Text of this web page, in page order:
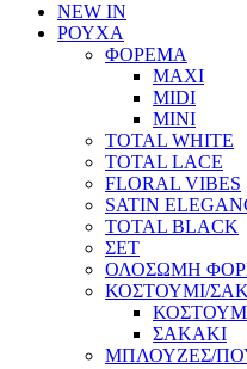
NEW IN
ΡΟΥΧΑ
ΦΟΡΕΜΑ
MAXI
MIDI
MINI
TOTAL WHITE
TOTAL LACE
FLORAL VIBES
SATIN
TOTAL BLACK
ΣΕΤ
ΟΛΟΣΩΜΗ
ΚΟΣΤΟΥΜΙ/
ΣΑΚΑΚΙ
ΜΠΛΟΥΖΕΣ/